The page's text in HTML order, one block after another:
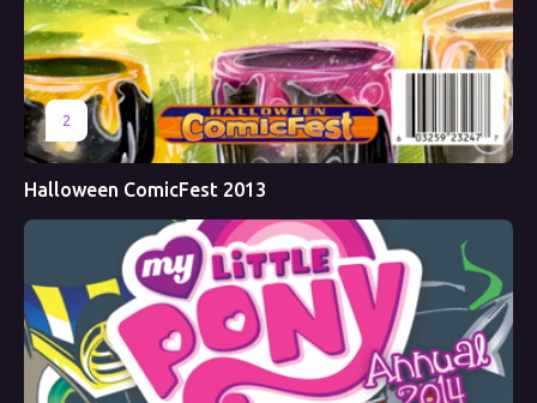
2
Halloween ComicFest 2013